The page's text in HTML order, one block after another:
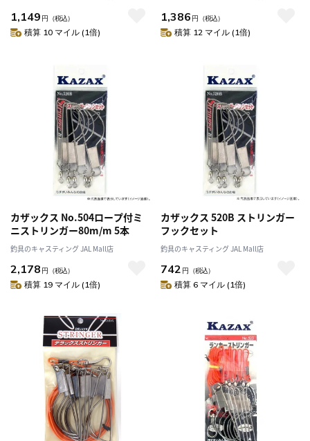
1,149 円 （税込）
積算 10 マイル (1倍)
1,386 円 （税込）
積算 12 マイル (1倍)
カザックス No.504ロープ付ミ
ニストリンガー80m/m 5本
釣具のキャスティング JAL Mall店
2,178 円 （税込）
積算 19 マイル (1倍)
カザックス 520B ストリンガー
フックセット
釣具のキャスティング JAL Mall店
742 円 （税込）
積算 6 マイル (1倍)